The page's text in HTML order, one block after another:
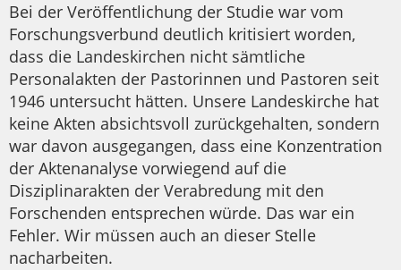
Bei der Veröffentlichung der Studie war vom
Forschungsverbund deutlich kritisiert worden,
dass die Landeskirchen nicht sämtliche
Personalakten der Pastorinnen und Pastoren seit
1946 untersucht hätten. Unsere Landeskirche hat
keine Akten absichtsvoll zurückgehalten, sondern
war davon ausgegangen, dass eine Konzentration
der Aktenanalyse vorwiegend auf die
Disziplinarakten der Verabredung mit den
Forschenden entsprechen würde. Das war ein
Fehler. Wir müssen auch an dieser Stelle
nacharbeiten.